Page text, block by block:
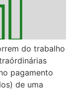
do trabalho
pagamento
de uma